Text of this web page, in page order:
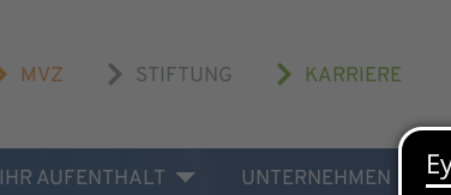
MVZ STIFTUNG KARRIERE
IHR AUFENTHALT UNTERNEHMEN